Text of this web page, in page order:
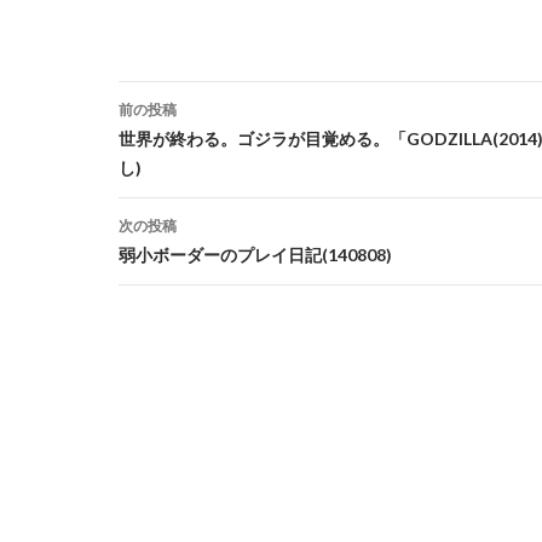
投
稿
ナ
ビ
ゲ
前の投稿
世界が終わる。ゴジラが目覚める。「
し)
次の投稿
弱小ボーダーのプレイ日記(140808)